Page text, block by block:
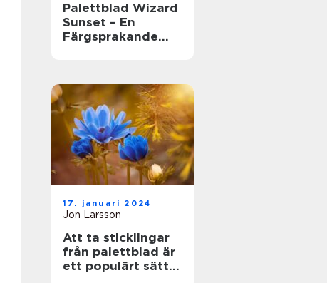
Palettblad Wizard
Sunset – En
Färgsprakande
17. januari 2024
Jon Larsson
Att ta sticklingar
från palettblad är
ett populärt sätt